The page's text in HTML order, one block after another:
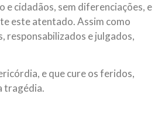
e cidadãos, sem diferenciações, e
este atentado. Assim como
responsabilizados e julgados,
e que cure os feridos,
tragédia.